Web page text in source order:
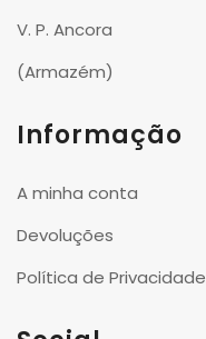
V. P. Ancora
(Armazém)
Informação
A minha conta
Devoluções
Política de Privacidade